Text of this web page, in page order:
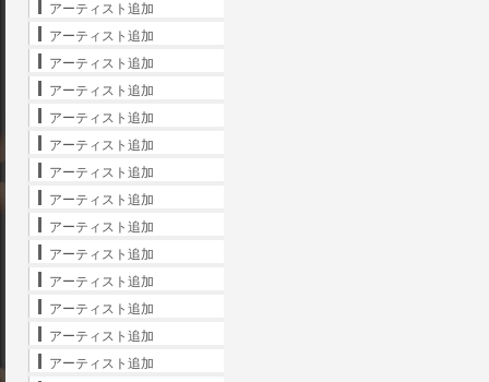
アーティスト追加
アーティスト追加
アーティスト追加
アーティスト追加
アーティスト追加
アーティスト追加
アーティスト追加
アーティスト追加
アーティスト追加
アーティスト追加
アーティスト追加
アーティスト追加
アーティスト追加
アーティスト追加